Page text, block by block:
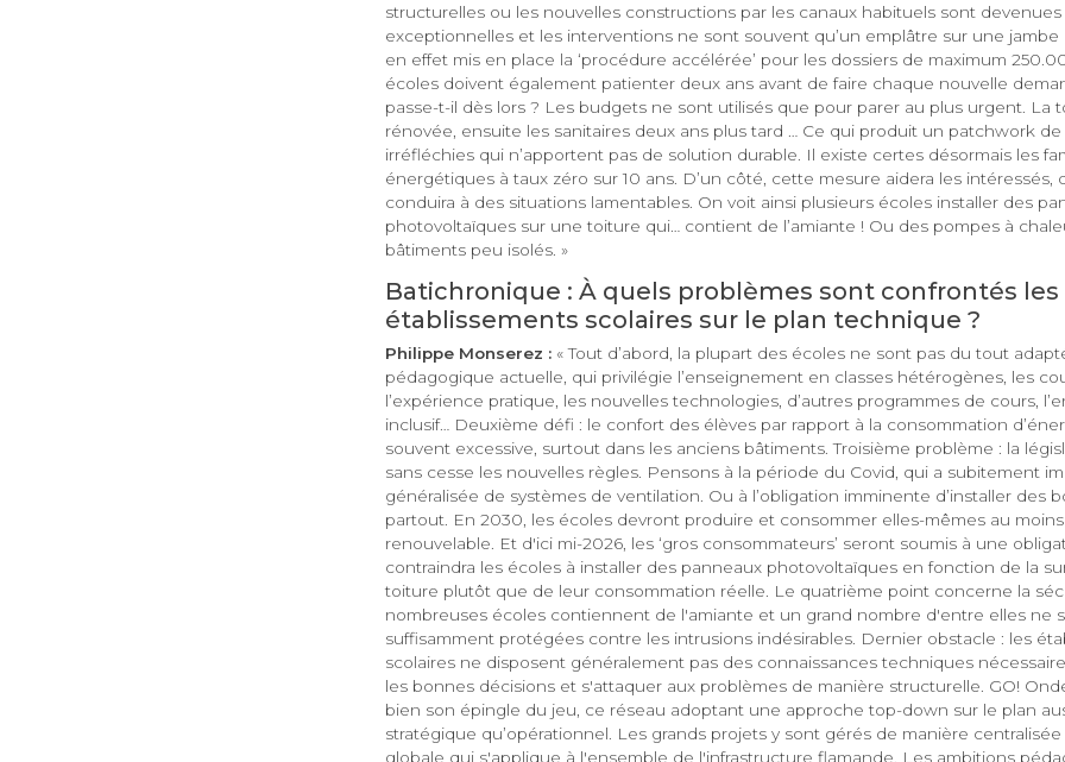
structurelles ou les nouvelles constructions par les canaux habituels sont
exceptionnelles et les interventions ne sont souvent qu’un emplâtre sur une jambe
en effet mis en place la ‘procédure accélérée’ pour les dossiers de maximum
écoles doivent également patienter deux ans avant de faire chaque nouvelle
passe-t-il dès lors ? Les budgets ne sont utilisés que pour parer au plus urgent. La
rénovée, ensuite les sanitaires deux ans plus tard … Ce qui produit un patchwork
irréfléchies qui n’apportent pas de solution durable. Il existe certes désormais les
énergétiques à taux zéro sur 10 ans. D’un côté, cette mesure aidera les intéressés,
conduira à des situations lamentables. On voit ainsi plusieurs écoles installer des
photovoltaïques sur une toiture qui… contient de l’amiante ! Ou des pompes à
bâtiments peu isolés. »
Batichronique : À quels problèmes sont confrontés les
établissements scolaires sur le plan technique ?
Philippe Monserez : « Tout d’abord, la plupart des écoles ne sont pas du tout
pédagogique actuelle, qui privilégie l’enseignement en classes hétérogènes, les
l’expérience pratique, les nouvelles technologies, d’autres programmes de cours,
inclusif… Deuxième défi : le confort des élèves par rapport à la consommation
souvent excessive, surtout dans les anciens bâtiments. Troisième problème : la
sans cesse les nouvelles règles. Pensons à la période du Covid, qui a subitement
généralisée de systèmes de ventilation. Ou à l’obligation imminente d’installer des
partout. En 2030, les écoles devront produire et consommer elles-mêmes au moins
renouvelable. Et d'ici mi-2026, les ‘gros consommateurs’ seront soumis à une
contraindra les écoles à installer des panneaux photovoltaïques en fonction de la
toiture plutôt que de leur consommation réelle. Le quatrième point concerne la
nombreuses écoles contiennent de l'amiante et un grand nombre d'entre elles ne
suffisamment protégées contre les intrusions indésirables. Dernier obstacle : les
scolaires ne disposent généralement pas des connaissances techniques
les bonnes décisions et s'attaquer aux problèmes de manière structurelle. GO!
bien son épingle du jeu, ce réseau adoptant une approche top-down sur le plan
stratégique qu’opérationnel. Les grands projets y sont gérés de manière
globale qui s'applique à l'ensemble de l'infrastructure flamande. Les ambitions